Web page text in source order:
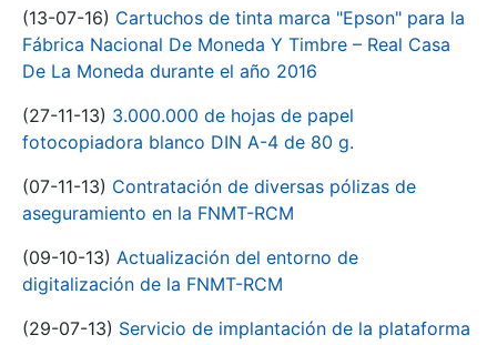
(13-07-16) Cartuchos de tinta marca "Epson" para la
Fábrica Nacional De Moneda Y Timbre – Real Casa
De La Moneda durante el año 2016
(27-11-13) 3.000.000 de hojas de papel
fotocopiadora blanco DIN A-4 de 80 g.
(07-11-13) Contratación de diversas pólizas de
aseguramiento en la FNMT-RCM
(09-10-13) Actualización del entorno de
digitalización de la FNMT-RCM
(29-07-13) Servicio de implantación de la plataforma